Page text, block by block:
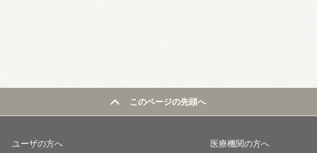
このページの先頭へ
ユーザの方へ 医療機関の方へ